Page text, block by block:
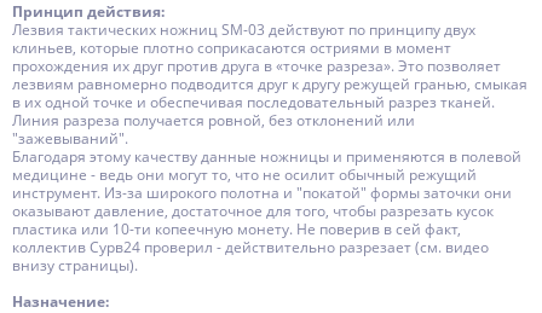
Принцип действия:
Лезвия тактических ножниц SM-03 действуют по принципу двух
клиньев, которые плотно соприкасаются остриями в момент
прохождения их друг против друга в «точке разреза». Это позволяет
лезвиям равномерно подводится друг к другу режущей гранью, смыкая
в их одной точке и обеспечивая последовательный разрез тканей.
Линия разреза получается ровной, без отклонений или
"зажевываний".
Благодаря этому качеству данные ножницы и применяются в полевой
медицине - ведь они могут то, что не осилит обычный режущий
инструмент. Из-за широкого полотна и "покатой" формы заточки они
оказывают давление, достаточное для того, чтобы разрезать кусок
пластика или 10-ти копеечную монету. Не поверив в сей факт,
коллектив Сурв24 проверил - действительно разрезает (см. видео
внизу страницы).
Назначение: